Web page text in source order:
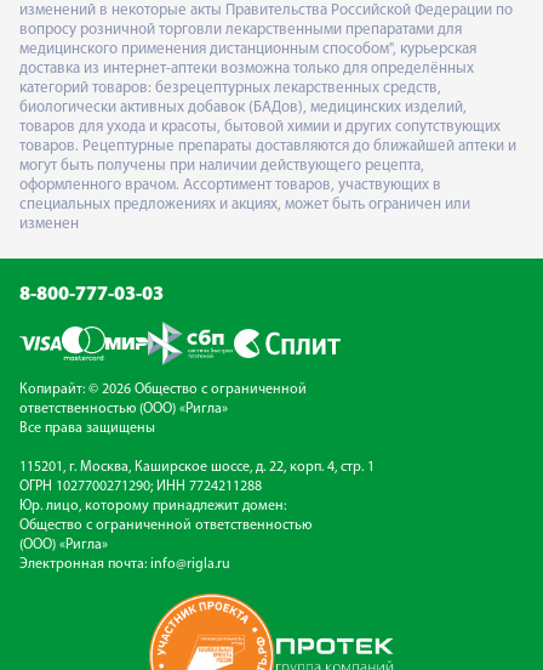
изменений в некоторые акты Правительства Российской Федерации по
вопросу розничной торговли лекарственными препаратами для
медицинского применения дистанционным способом", курьерская
доставка из интернет-аптеки возможна только для определённых
категорий товаров: безрецептурных лекарственных средств,
биологически активных добавок (БАДов), медицинских изделий,
товаров для ухода и красоты, бытовой химии и других сопутствующих
товаров. Рецептурные препараты доставляются до ближайшей аптеки и
могут быть получены при наличии действующего рецепта,
оформленного врачом. Ассортимент товаров, участвующих в
специальных предложениях и акциях, может быть ограничен или
изменен
8-800-777-03-03
Копирайт: © 2026 Общество с ограниченной
ответственностью (ООО) «Ригла»
Все права защищены
115201, г. Москва, Каширское шоссе, д. 22, корп. 4, стр. 1
ОГРН 1027700271290; ИНН 7724211288
Юр. лицо, которому принадлежит домен:
Общество с ограниченной ответственностью
(ООО) «Ригла»
Электронная почта: info@rigla.ru